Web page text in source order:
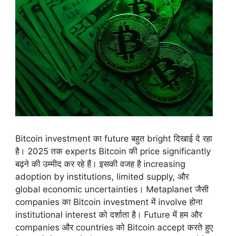
Bitcoin investment का future बहुत bright दिखाई दे रहा
है। 2025 तक experts Bitcoin की price significantly
बढ़ने की उम्मीद कर रहे हैं। इसकी वजह है increasing
adoption by institutions, limited supply, और
global economic uncertainties। Metaplanet जैसी
companies का Bitcoin investment में involve होना
institutional interest को दर्शाता है। Future में हम और
companies और countries को Bitcoin accept करते हुए